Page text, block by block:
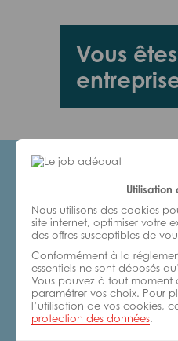
Utilisation
Nous utilisons des cookies
site internet, optimiser votre
des offres susceptibles de
Conformément à la
essentiels ne sont déposés
Vous pouvez à tout moment
paramétrer vos choix. Pour
l’utilisation de vos cookies,
protection des données.
Vous